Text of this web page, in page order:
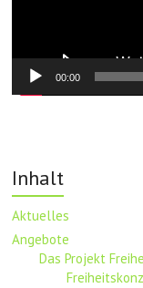
00:00
Inhalt
Aktuelles
Angebote
Das Projekt